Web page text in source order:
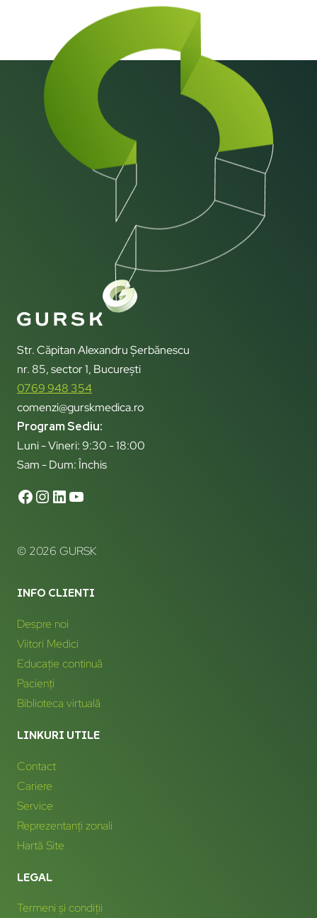
Str. Căpitan Alexandru Șerbănescu
nr. 85, sector 1, București
0769 948 354
comenzi@gurskmedica.ro
Program Sediu:
Luni - Vineri: 9:30 - 18:00
Sam - Dum: Închis
© 2026 GURSK
INFO CLIENTI
Despre noi
Viitori Medici
Educație continuă
Pacienți
Biblioteca virtuală
LINKURI UTILE
Contact
Cariere
Service
Reprezentanți zonali
Hartă Site
LEGAL
Termeni și condiții